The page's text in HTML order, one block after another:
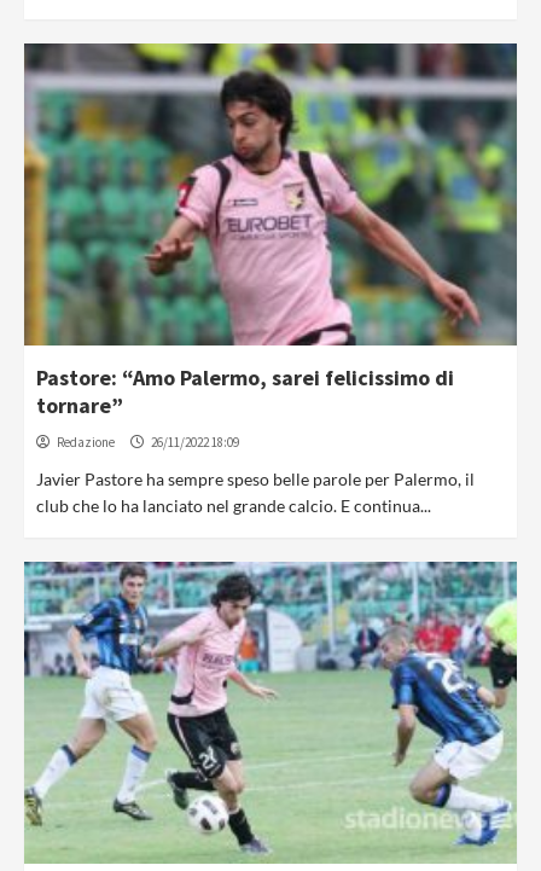
Pastore: “Amo Palermo, sarei felicissimo di
tornare”
Redazione 26/11/2022 18:09
Javier Pastore ha sempre speso belle parole per Palermo, il
club che lo ha lanciato nel grande calcio. E continua...